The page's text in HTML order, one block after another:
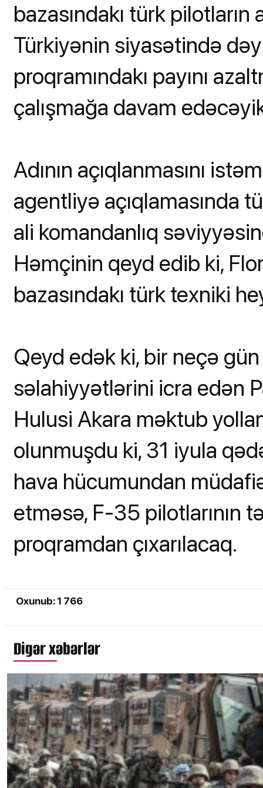
bazasındakı türk pilotların
Türkiyənin siyasətində
proqramındakı payını
çalışmağa davam
Adının açıqlanmasını
agentliyə açıqlamasında
ali komandanlıq
Həmçinin qeyd edib ki,
bazasındakı türk texniki
Qeyd edək ki, bir neçə
səlahiyyətlərini icra edən
Hulusi Akara məktub
olunmuşdu ki, 31 iyula
hava hücumundan
etməsə, F-35 pilotlarının
proqramdan çıxarılacaq.
Oxunub: 1 766
Digər xəbərlər